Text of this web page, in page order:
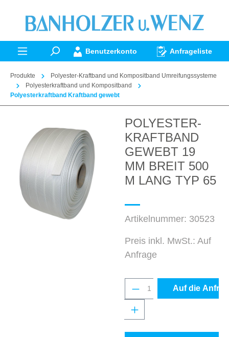
springen
Benutzerkonto Anfrageliste
Produkte
Polyester-Kraftband und Kompositband Umreifungssysteme
Polyesterkraftband und Kompositband
Polyesterkraftband Kraftband gewebt
POLYESTER-
KRAFTBAND
GEWEBT 19
MM BREIT 500
M LANG TYP 65
Artikelnummer: 30523
Preis inkl. MwSt.: Auf
Anfrage
Produkt Anzahl:
Auf die